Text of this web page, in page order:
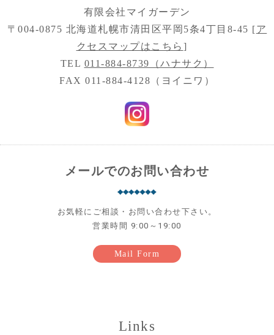
有限会社マイガーデン
〒004-0875 北海道札幌市清田区平岡5条4丁目8-45 [ア
クセスマップはこちら ]
TEL 011-884-8739（ハナサク）
FAX 011-884-4128（ヨイニワ）
メールでのお問い合わせ
お気軽にご相談・お問い合わせ下さい。
営業時間 9:00～19:00
Mail Form
Links